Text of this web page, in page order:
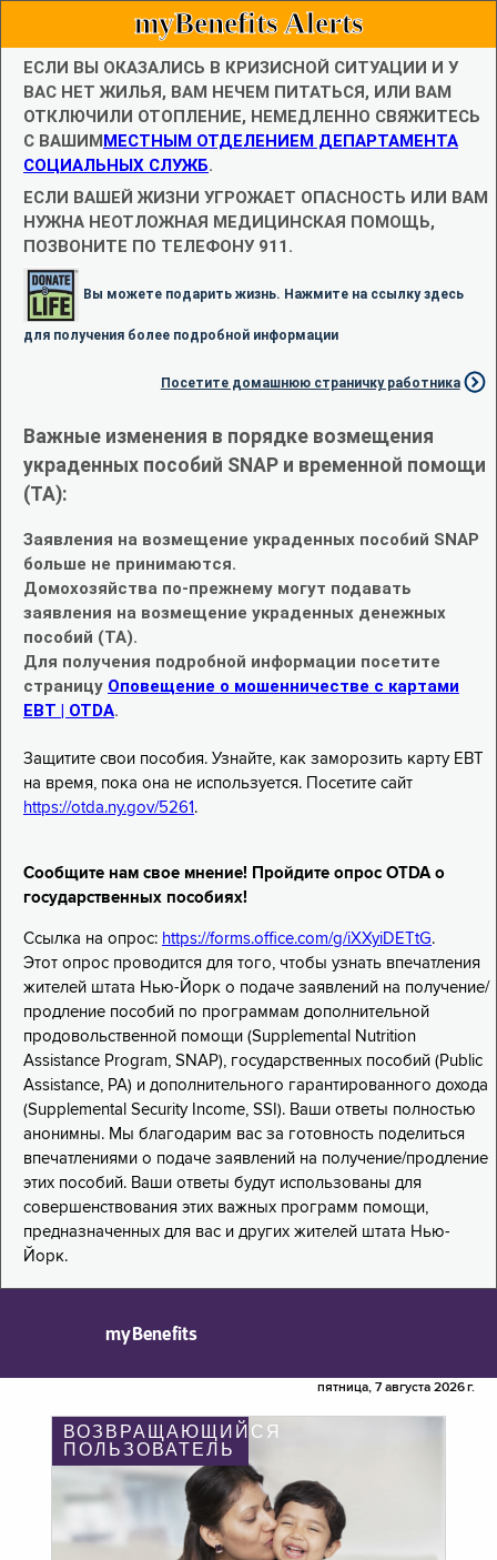
myBenefits Alerts
ЕСЛИ ВЫ ОКАЗАЛИСЬ В КРИЗИСНОЙ СИТУАЦИИ И У
ВАС НЕТ ЖИЛЬЯ, ВАМ НЕЧЕМ ПИТАТЬСЯ, ИЛИ ВАМ
ОТКЛЮЧИЛИ ОТОПЛЕНИЕ, НЕМЕДЛЕННО СВЯЖИТЕСЬ
С ВАШИММЕСТНЫМ ОТДЕЛЕНИЕМ ДЕПАРТАМЕНТА
СОЦИАЛЬНЫХ СЛУЖБ.
ЕСЛИ ВАШЕЙ ЖИЗНИ УГРОЖАЕТ ОПАСНОСТЬ ИЛИ ВАМ
НУЖНА НЕОТЛОЖНАЯ МЕДИЦИНСКАЯ ПОМОЩЬ,
ПОЗВОНИТЕ ПО ТЕЛЕФОНУ 911.
Вы можете подарить жизнь. Нажмите на ссылку здесь
для получения более подробной информации
Посетите домашнюю страничку работника
Важные изменения в порядке возмещения
украденных пособий SNAP и временной помощи
(TA):
Заявления на возмещение украденных пособий SNAP
больше не принимаются.
Домохозяйства по-прежнему могут подавать
заявления на возмещение украденных денежных
пособий (TA).
Для получения подробной информации посетите
страницу Оповещение о мошенничестве с картами
EBT | OTDA.
Защитите свои пособия. Узнайте, как заморозить карту EBT
на время, пока она не используется. Посетите сайт
https://otda.ny.gov/5261 .
Сообщите нам свое мнение! Пройдите опрос OTDA о
государственных пособиях!
Ссылка на опрос: https://forms.office.com/g/iXXyiDETtG.
Этот опрос проводится для того, чтобы узнать впечатления
жителей штата Нью-Йорк о подаче заявлений на получение/
продление пособий по программам дополнительной
продовольственной помощи (Supplemental Nutrition
Assistance Program, SNAP), государственных пособий (Public
Assistance, PA) и дополнительного гарантированного дохода
(Supplemental Security Income, SSI). Ваши ответы полностью
анонимны. Мы благодарим вас за готовность поделиться
впечатлениями о подаче заявлений на получение/продление
этих пособий. Ваши ответы будут использованы для
совершенствования этих важных программ помощи,
предназначенных для вас и других жителей штата Нью-
Йорк.
myBenefits
пятница, 7 августа 2026 г.
ВОЗВРАЩАЮЩИЙСЯ
ПОЛЬЗОВАТЕЛЬ